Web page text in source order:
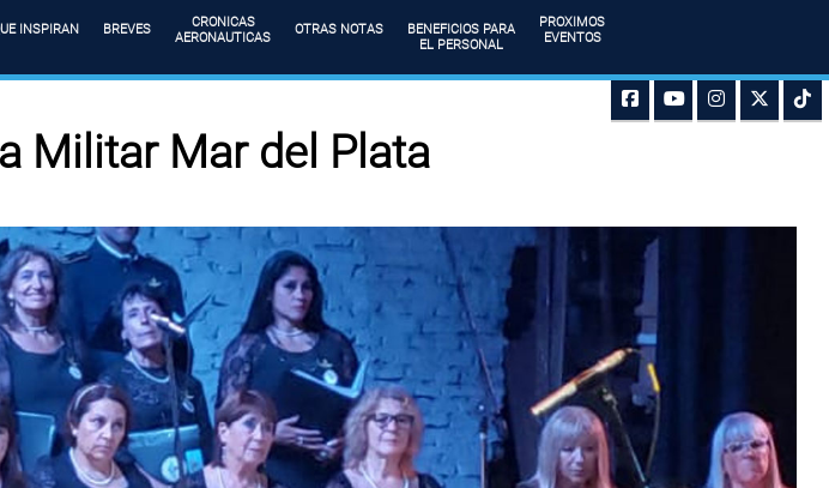
INSPIRAN BREVES
CRONICAS
AERONAUTICAS
OTRAS NOTAS
BENEFICIOS PARA
EL PERSONAL
PROXIMOS
EVENTOS
Militar Mar del Plata